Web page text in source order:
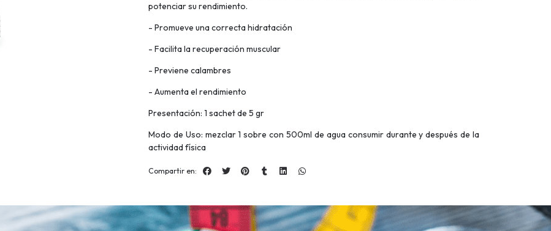
potenciar su rendimiento.
- Promueve una correcta hidratación
- Facilita la recuperación muscular
- Previene calambres
- Aumenta el rendimiento
Presentación: 1 sachet de 5 gr
Modo de Uso: mezclar 1 sobre con 500ml de agua consumir durante y después de la
actividad física
Compartir en: